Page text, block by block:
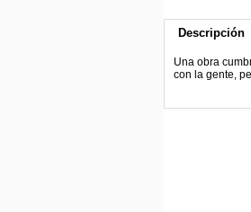
Descripción
Una obra
con la gente,